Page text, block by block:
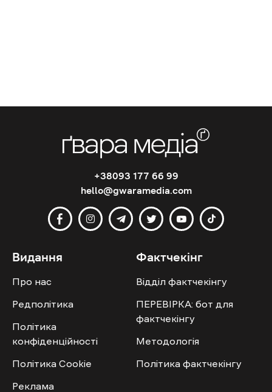
+38093 177 66 99
hello@gwaramedia.com
Видання
Про нас
Редполітика
Політика
конфіденційності
Політика Cookie
Реклама
Фактчекінг
Відділ фактчекінгу
ПЕРЕВІРКА: бот для
фактчекінгу
Методологія
Політика фактчекінгу